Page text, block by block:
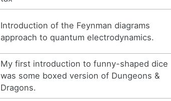
Introduction of the Feynman diagrams
approach to quantum electrodynamics.
My first introduction to funny-shaped dice
was some boxed version of Dungeons &
Dragons.